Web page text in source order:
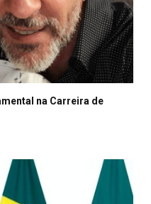
na Carreira de